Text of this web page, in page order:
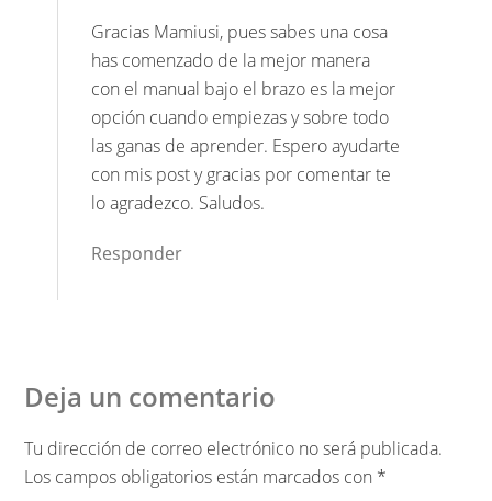
Gracias Mamiusi, pues sabes una cosa
has comenzado de la mejor manera
con el manual bajo el brazo es la mejor
opción cuando empiezas y sobre todo
las ganas de aprender. Espero ayudarte
con mis post y gracias por comentar te
lo agradezco. Saludos.
Responder
Deja un comentario
Tu dirección de correo electrónico no será publicada.
Los campos obligatorios están marcados con *